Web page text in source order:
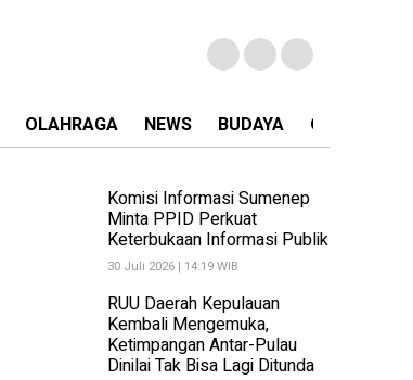
OLAHRAGA NEWS BUDAYA OPINI
Komisi Informasi Sumenep
Minta PPID Perkuat
Keterbukaan Informasi Publik
30 Juli 2026 | 14:19 WIB
RUU Daerah Kepulauan
Kembali Mengemuka,
Ketimpangan Antar-Pulau
Dinilai Tak Bisa Lagi Ditunda